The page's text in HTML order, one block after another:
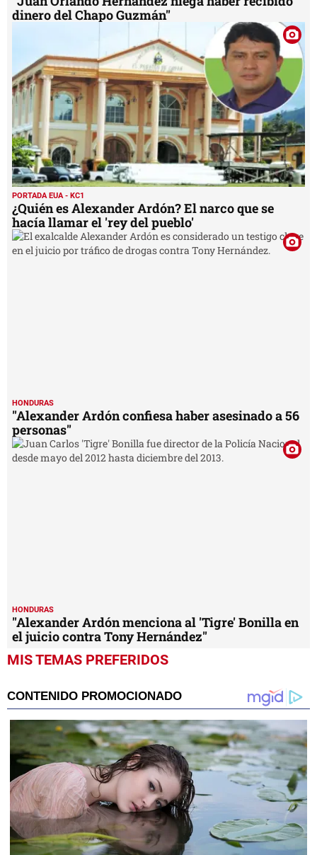
dinero del Chapo Guzmán"
PORTADA EUA - KC1
¿Quién es Alexander Ardón? El narco que se
hacía llamar el 'rey del pueblo'
HONDURAS
"Alexander Ardón confiesa haber asesinado a 56
personas"
HONDURAS
"Alexander Ardón menciona al 'Tigre' Bonilla en
el juicio contra Tony Hernández"
MIS TEMAS PREFERIDOS